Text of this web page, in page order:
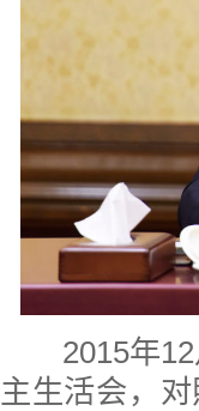
2015年
主生活会，